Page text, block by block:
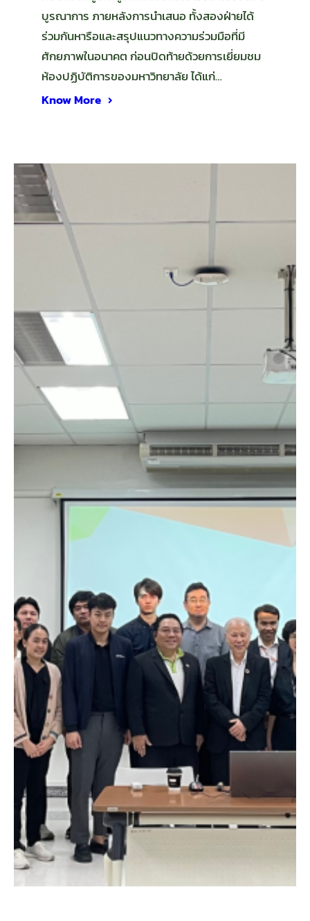
บูรณาการ ภายหลังการนำเสนอ ทั้งสองฝ่ายได้
ร่วมกันหารือและสรุปแนวทางความร่วมมือที่มี
ศักยภาพในอนาคต ก่อนปิดท้ายด้วยการเยี่ยมชม
ห้องปฏิบัติการของมหาวิทยาลัย ได้แก่…
Know More